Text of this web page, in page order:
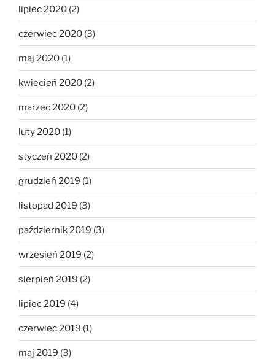
lipiec 2020 (2)
czerwiec 2020 (3)
maj 2020 (1)
kwiecień 2020 (2)
marzec 2020 (2)
luty 2020 (1)
styczeń 2020 (2)
grudzień 2019 (1)
listopad 2019 (3)
październik 2019 (3)
wrzesień 2019 (2)
sierpień 2019 (2)
lipiec 2019 (4)
czerwiec 2019 (1)
maj 2019 (3)